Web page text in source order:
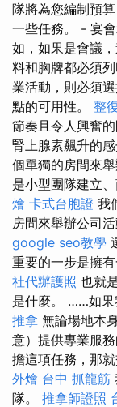
隊將為您編制預
一些任務。 - 宴
如，如果是會議
料和胸牌都必須
業活動，則必須
點的可用性。 整
節奏且令人興奮
腎上腺素飆升的
個單獨的房間來
是小型團隊建立
燴 卡式台胞證 我
房間來舉辦公司活
google seo教學
重要的一步是擁
社代辦護照 也就
是什麼。 ……如果
推拿 無論場地本
意）提供專業服務
擔這項任務，那
外燴 台中 抓龍筋
隊。 推拿師證照